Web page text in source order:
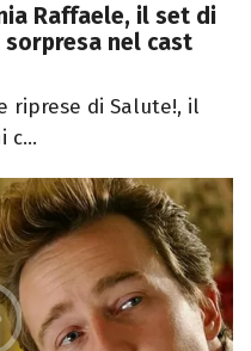
Raffaele, il set di
sorpresa nel cast
riprese di Salute!, il
c...